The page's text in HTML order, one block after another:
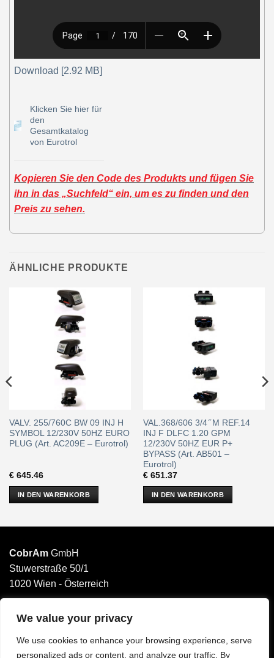
We value your privacy
We use cookies to enhance your browsing experience, serve
personalized ads or content, and analyze our traffic. By
Download [2.92 MB]
Klicken Sie hier für
den
Gesamtkatalog
von Eurotrol
Kopieren Sie den Code des Produkts und fügen Sie
ihn in das „Suchfeld“ ein, um es zu finden und den
Preis zu sehen.
ÄHNLICHE PRODUKTE
VALV. 255/760C BW 09 INJ H
SYMBOL 12/230V 50HZ EURO
PLUG (Art. AC209E – Eurotrol)
€645.46
IN DEN WARENKORB
VAL.368/606 3/4 ̋ M REF.14
INJ F DLFC 1.20 GPM
12/230V 50HZ EUR P+
BYPASS (Art. AB501 –
Eurotrol)
€651.37
IN DEN WARENKORB
CobrAm GmbH
Stuwerstraße 50/1
1020 Wien - Österreich
______________________
Email: office@cobram.gmbh
Impressum